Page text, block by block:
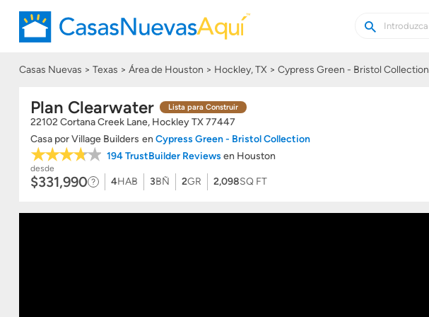
Buscar
casas
Buscar
Casas Nuevas Texas Área de Houston Hockley, TX Cypress Green - Bristol Collection
Plan Clearwater Lista para Construir
22102 Cortana Creek Lane, HockleyTX77447
Casa porVillage Builders en Cypress Green - Bristol Collection
194 TrustBuilder Reviews en Houston
desde
$331,990 4HAB 3BÑ 2GR 2,098SQ FT